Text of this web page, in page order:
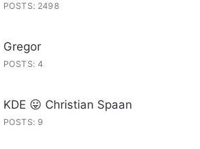
POSTS: 2498
Gregor
POSTS: 4
KDE 😛 Christian Spaan
POSTS: 9